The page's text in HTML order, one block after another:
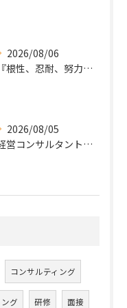
2026/08/06
『根性、忍耐、努力という言葉は死語なのか』
2026/08/05
経営コンサルタントのモーちゃん・毛利京申です。
コンサルティング
グ 研修 面接